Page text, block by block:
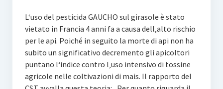
L‘uso del pesticida GAUCHO sul girasole è stato
vietato in Francia 4 anni fa a causa dell‚alto rischio
per le api. Poiché in seguito la morte di api non ha
subito un significativo decremento gli apicoltori
puntano l‘indice contro l‚uso intensivo di tossine
agricole nelle coltivazioni di mais. Il rapporto del